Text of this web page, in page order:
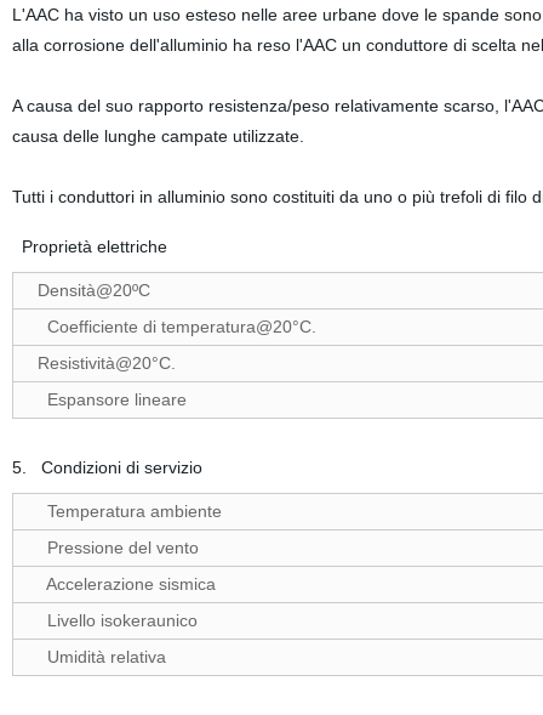
L'AAC ha visto un uso esteso nelle aree urbane dove le spande
alla corrosione dell'alluminio ha reso l'AAC un conduttore di scelta
A causa del suo rapporto resistenza/peso relativamente scarso,
causa delle lunghe campate utilizzate.
Tutti i conduttori in alluminio sono costituiti da uno o più trefoli di filo
Proprietà elettriche
Densità@20ºC
Coefficiente di temperatura@20°C.
Resistività@20°C.
Espansore lineare
5. Condizioni di servizio
Temperatura ambiente
Pressione del vento
Accelerazione sismica
Livello isokeraunico
Umidità relativa